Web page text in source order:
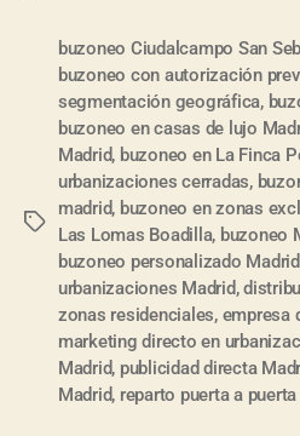
buzoneo Ciudalcampo San
buzoneo con autorización
segmentación geográfica,
buzoneo en casas de lujo
Madrid, buzoneo en La Finca
urbanizaciones cerradas,
madrid, buzoneo en zonas
Las Lomas Boadilla, buzoneo
buzoneo personalizado Madrid
urbanizaciones Madrid,
zonas residenciales, empresa
marketing directo en
Madrid, publicidad directa
Madrid, reparto puerta a